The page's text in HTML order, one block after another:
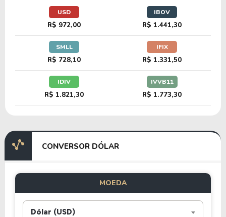
USD
R$ 972,00
IBOV
R$ 1.441,30
SMLL
R$ 728,10
IFIX
R$ 1.331,50
IDIV
R$ 1.821,30
IVVB11
R$ 1.773,30
CONVERSOR DÓLAR
MOEDA
Dólar (USD)